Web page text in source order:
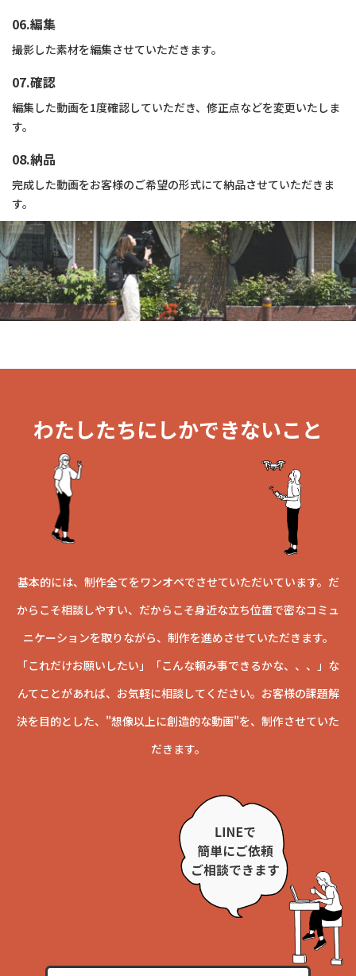
06.編集
撮影した素材を編集させていただきます。
07.確認
編集した動画を1度確認していただき、修正点などを変更いたしま
す。
08.納品
完成した動画をお客様のご希望の形式にて納品させていただきま
す。
わたしたちにしかできないこと
基本的には、制作全てをワンオペでさせていただいています。 だ
からこそ相談しやすい、だからこそ身近な立ち位置で密なコミュ
ニケーションを取りながら、制作を進めさせていただきます。
「これだけお願いしたい」
「こんな頼み事できるかな、、、」 な
んてことがあれば、お気軽に相談してください。 お客様の課題解
決を目的とした、 "想像以上に創造的な動画"を、制作させていた
だきます。